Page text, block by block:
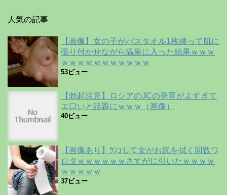
人気の記事
【画像】女の子がバスタオル1枚纏って肌に
張り付かせながら温泉に入った結果ｗｗｗ
ｗｗｗｗｗｗｗｗｗｗｗ
53ビュー
【勃起注意】ロシアのJCの発育がよすぎて
エ口いと話題にｗｗｗ（画像）
40ビュー
【画像あり】ｳﾝｺして女がお尻を拭く回数ワ
ロタｗｗｗｗｗｗさすがに引いたｗｗｗｗ
ｗｗｗｗｗ
37ビュー